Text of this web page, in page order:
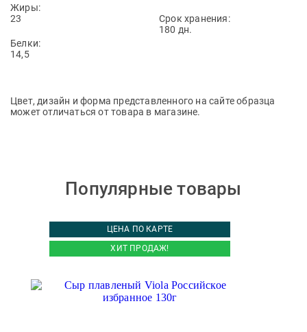
Жиры:
23
Белки:
14,5
Срок хранения:
180 дн.
Цвет, дизайн и форма представленного на сайте образца
может отличаться от товара в магазине.
Популярные товары
ЦЕНА ПО КАРТЕ
ХИТ ПРОДАЖ!